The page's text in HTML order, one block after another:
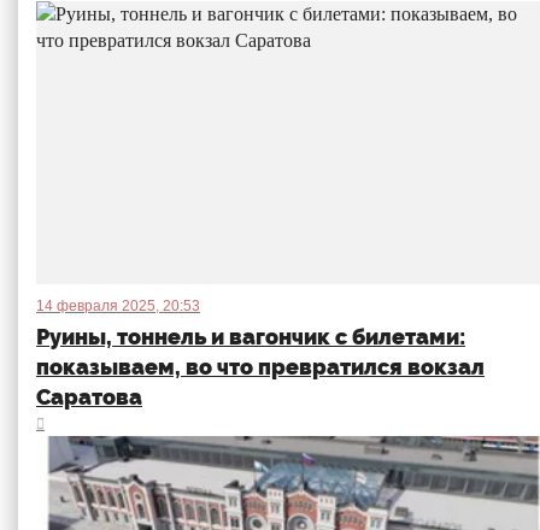
14 февраля 2025, 20:53
Руины, тоннель и вагончик с билетами:
показываем, во что превратился вокзал
Саратова